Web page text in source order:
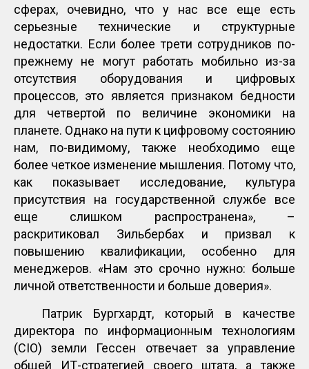
сферах, очевидно, что у нас все еще есть
серьезные технические и структурные
недостатки. Если более трети сотрудников по-
прежнему не могут работать мобильно из-за
отсутствия оборудования и цифровых
процессов, это является признаком бедности
для четвертой по величине экономики на
планете. Однако на пути к цифровому состоянию
нам, по-видимому, также необходимо еще
более четкое изменение мышления. Потому что,
как показывает исследование, культура
присутствия на государственной службе все
еще слишком распространена», –
раскритиковал Зильбербах и призвал к
повышению квалификации, особенно для
менеджеров. «Нам это срочно нужно: больше
личной ответственности и больше доверия».
Патрик Бургхардт, который в качестве
директора по информационным технологиям
(CIO) земли Гессен отвечает за управление
общей ИТ-стратегией своего штата, а также